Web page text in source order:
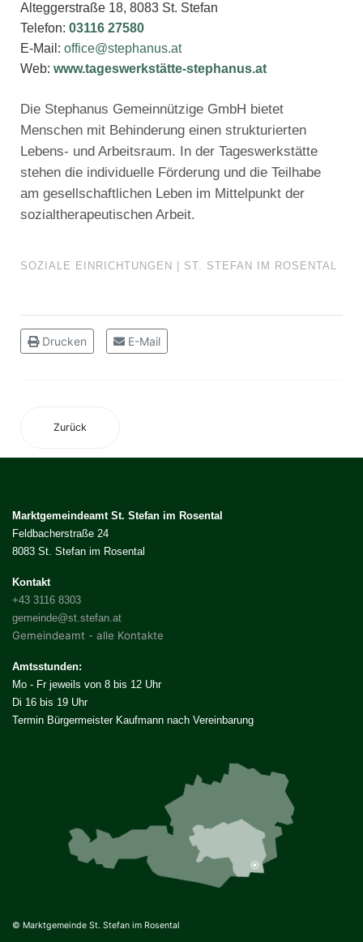
Alteggerstraße 18, 8083 St. Stefan
Telefon: 03116 27580
E-Mail: office@stephanus.at
Web: www.tageswerkstätte-stephanus.at
Die Stephanus Gemeinnützige GmbH bietet
Menschen mit Behinderung einen strukturierten
Lebens- und Arbeitsraum. In der Tageswerkstätte
stehen die individuelle Förderung und die Teilhabe
am gesellschaftlichen Leben im Mittelpunkt der
sozialtherapeutischen Arbeit.
SOZIALE EINRICHTUNGEN | ST. STEFAN IM ROSENTAL
Drucken E-Mail
Zurück
Marktgemeindeamt St. Stefan im Rosental
Feldbacherstraße 24
8083 St. Stefan im Rosental
Kontakt
+43 3116 8303
gemeinde@st.stefan.at
Gemeindeamt - alle Kontakte
Amtsstunden:
Mo - Fr jeweils von 8 bis 12 Uhr
Di 16 bis 19 Uhr
Termin Bürgermeister Kaufmann nach Vereinbarung
© Marktgemeinde St. Stefan im Rosental